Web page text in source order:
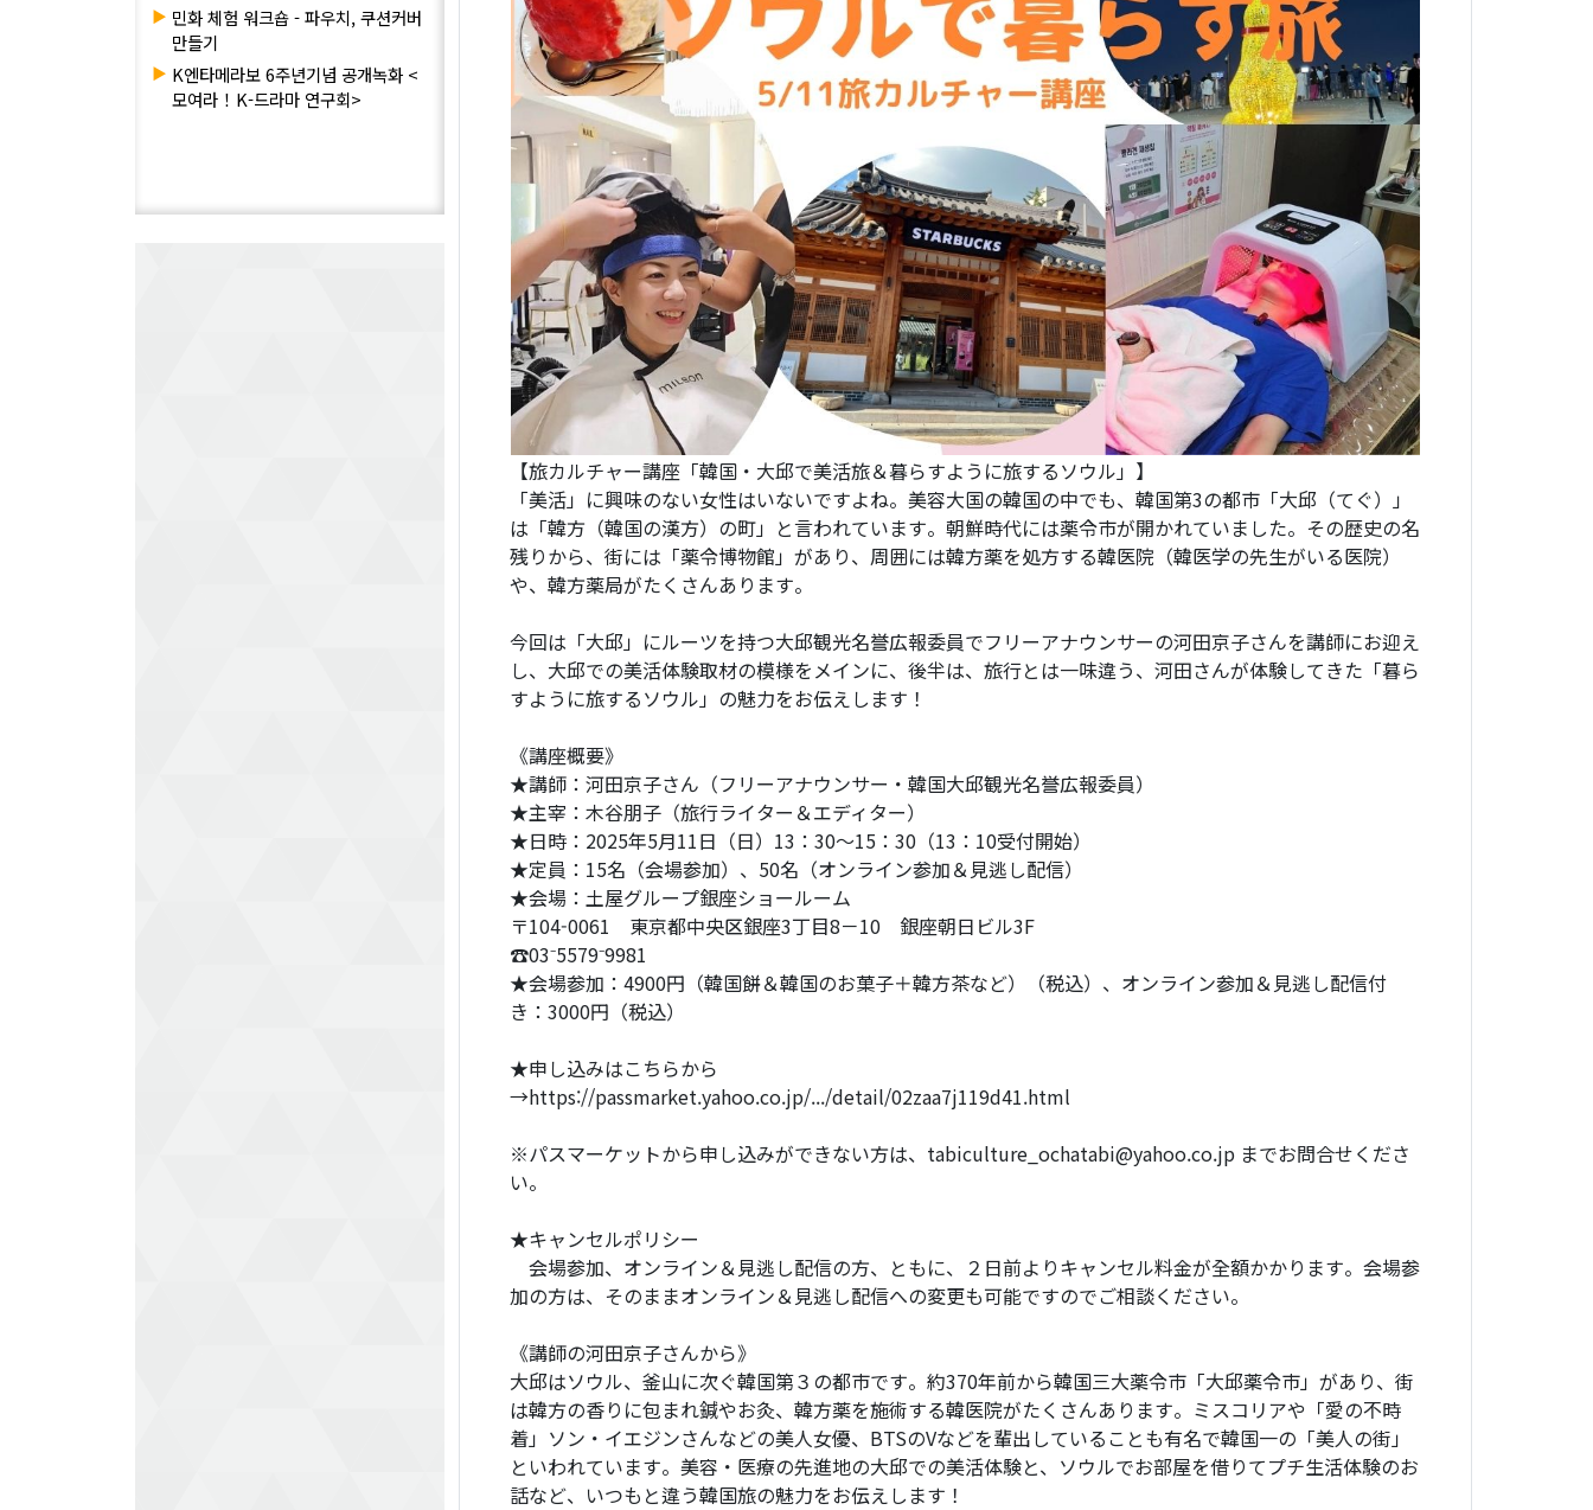
▶ 민화 체험 워크숍 - 파우치, 쿠션커버
만들기
▶ K엔타메라보 6주년기념 공개녹화 <
모여라！K-드라마 연구회>
【旅カルチャー講座「韓国・大邱で美活旅＆暮らすように旅するソウル」】
「美活」に興味のない女性はいないですよね。美容大国の韓国の中でも、韓国第3の都市「大邱（てぐ）」
は「韓方（韓国の漢方）の町」と言われています。朝鮮時代には薬令市が開かれていました。その歴史の名
残りから、街には「薬令博物館」があり、周囲には韓方薬を処方する韓医院（韓医学の先生がいる医院）
や、韓方薬局がたくさんあります。
今回は「大邱」にルーツを持つ大邱観光名誉広報委員でフリーアナウンサーの河田京子さんを講師にお迎え
し、大邱での美活体験取材の模様をメインに、後半は、旅行とは一味違う、河田さんが体験してきた「暮ら
すように旅するソウル」の魅力をお伝えします！
《講座概要》
★講師：河田京子さん（フリーアナウンサー・韓国⼤邱観光名誉広報委員）
★主宰：木谷朋子（旅行ライター＆エディター）
★日時：2025年5月11日（日）13：30～15：30（13：10受付開始）
★定員：15名（会場参加）、50名（オンライン参加＆見逃し配信）
★会場：土屋グループ銀座ショールーム
〒104-0061 東京都中央区銀座3丁目8－10 銀座朝日ビル3F
☎03⁻5579⁻9981
★会場参加：4900円（韓国餅＆韓国のお菓子＋韓方茶など）（税込）、オンライン参加＆見逃し配信付
き：3000円（税込）
★申し込みはこちらから
→https://passmarket.yahoo.co.jp/.../detail/02zaa7j119d41.html
※パスマーケットから申し込みができない方は、tabiculture_ochatabi@yahoo.co.jp までお問合せくださ
い。
★キャンセルポリシー
会場参加、オンライン＆見逃し配信の方、ともに、２日前よりキャンセル料金が全額かかります。会場参
加の方は、そのままオンライン＆見逃し配信への変更も可能ですのでご相談ください。
《講師の河田京子さんから》
大邱はソウル、釜山に次ぐ韓国第３の都市です。約370年前から韓国三大薬令市「大邱薬令市」があり、街
は韓方の香りに包まれ鍼やお灸、韓方薬を施術する韓医院がたくさんあります。ミスコリアや「愛の不時
着」ソン・イエジンさんなどの美人女優、BTSのVなどを輩出していることも有名で韓国一の「美人の街」
といわれています。美容・医療の先進地の大邱での美活体験と、ソウルでお部屋を借りてプチ生活体験のお
話など、いつもと違う韓国旅の魅力をお伝えします！